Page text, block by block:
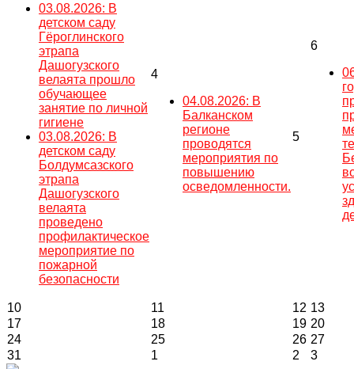
03.08.2026: В
детском саду
Гёроглинского
этрапа
Дашогузского
велаята прошло
обучающее
занятие по личной
гигиене
03.08.2026: В
детском саду
Болдумсазского
этрапа
Дашогузского
велаята
проведено
профилактическое
мероприятие по
пожарной
безопасности
4
04.08.2026: В
Балканском
регионе
проводятся
мероприятия по
повышению
осведомленности.
5
6
10 11 12 13
17
18 19 20
24
25 26 27
31
1 2 3